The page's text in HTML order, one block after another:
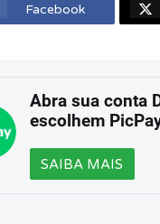
Facebook
Abra sua conta
escolhem
SAIBA MAIS